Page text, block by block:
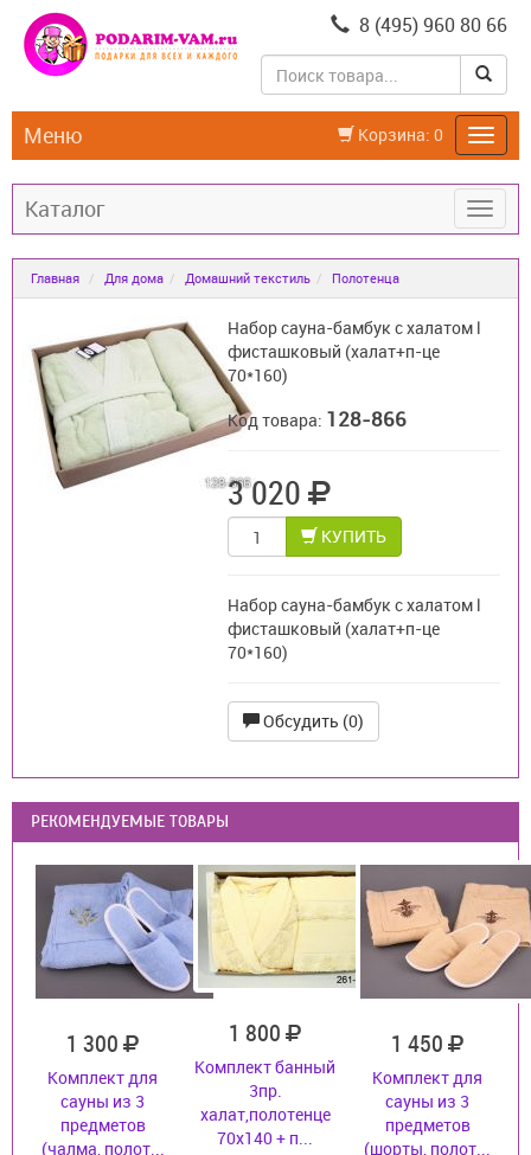
8 (495) 960 80 66
Корзина: 0
Меню
Каталог
Главная Для дома Домашний текстиль Полотенца
Набор сауна-бамбук с халатом l
фисташковый (халат+п-це
70*160)
Код товара: 128-866
3 020
КУПИТЬ
Набор сауна-бамбук с халатом l
фисташковый (халат+п-це
70*160)
Обсудить (0)
РЕКОМЕНДУЕМЫЕ ТОВАРЫ
1 300
Комплект для
сауны из 3
предметов
(чалма, полот...
1 800
Комплект банный
3пр.
халат,полотенце
70х140 + п...
1 450
Комплект для
сауны из 3
предметов
(шорты, полот...